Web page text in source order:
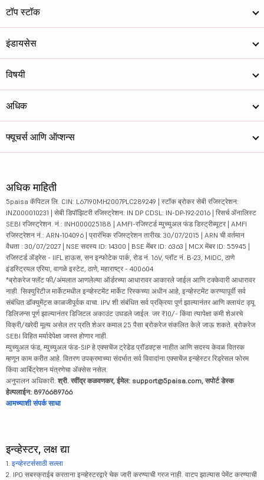
टॉप स्टॉक
इंडायसेस
विषयी
अधिक
फ्यूचर्स आणि ऑप्शन्स
अधिक माहिती
5paisa कॅपिटल लि. CIN: L67190MH2007PLC289249 | स्टॉक ब्रोकर सेबी रजिस्ट्रेशन:
INZ000010231 | सेबी डिपॉझिटरी रजिस्ट्रेशन: IN DP CDSL: IN-DP-192-2016 | रिसर्च ॲनालिस्ट
SEBI रजिस्ट्रेशन. नं.: INH000025188 | AMFI-रजिस्टर्ड म्युच्युअल फंड डिस्ट्रीब्यूटर | AMFI
रजिस्ट्रेशन नं.: ARN-104096 | प्रारंभिक रजिस्ट्रेशन तारीख: 30/07/2015 | ARN ची वर्तमान
वैधता : 30/07/2027 | NSE सदस्य ID: 14300 | BSE मेंबर ID: 6363 | MCX मेंबर ID: 55945 |
रजिस्टर्ड ॲड्रेस - IIFL हाऊस, सन इन्फोटेक पार्क, रोड नं. 16V, प्लॉट नं. B-23, MIDC, ठाणे
इंडस्ट्रियल एरिया, वागळे इस्टेट, ठाणे, महाराष्ट्र - 400604
*ब्रोकरेज फ्लॅट फी/अंमलात आणलेल्या ऑर्डरच्या आधारावर आकारले जाईल आणि टक्केवारी आधारावर
नाही. सिक्युरिटीज मार्केटमधील इन्व्हेस्टमेंट मार्केट रिस्कच्या अधीन आहे, इन्व्हेस्टमेंट करण्यापूर्वी सर्व
संबंधित डॉक्युमेंट्स काळजीपूर्वक वाचा. IPV शी संबंधित सर्व प्रक्रिया पूर्ण झाल्यानंतर आणि क्लायंट ड्यू
डिलिजन्स पूर्ण झाल्यानंतर डिजिटल अकाउंट उघडले जाईल. जर ₹10/- किंवा त्यापेक्षा कमी शेअरचे
विक्री/खरेदी मूल्य असेल तर प्रति शेअर कमाल 25 पैसा ब्रोकरेज संकलित केले जाऊ शकते. ब्रोकरेज
SEBI विहित मर्यादेपेक्षा जास्त होणार नाही.
म्युच्युअल फंड, म्युच्युअल फंड-SIP हे एक्सचेंज ट्रेडेड प्रॉडक्ट्स नाहीत आणि सदस्य केवळ वितरक
म्हणून काम करीत आहे. वितरण उपक्रमाच्या संदर्भात सर्व विवादांना एक्सचेंज इन्व्हेस्टर रिड्रेसल फोरम
किंवा आर्बिट्रेशन यंत्रणेचा ॲक्सेस नसेल.
अनुपालन अधिकारी: श्री. रवींद्र कळवणकर, ईमेल: support@5paisa.com, सपोर्ट डेस्क
हेल्पलाईन: 8976689766
आमच्याशी संपर्क साधा
इन्व्हेस्टर, लक्ष द्या
1. इन्व्हेस्टर्ससाठी सल्ला
2. IPO सबस्क्राईब करताना इन्व्हेस्टरद्वारे चेक जारी करण्याची गरज नाही. वाटप झाल्यास पेमेंट करण्याची